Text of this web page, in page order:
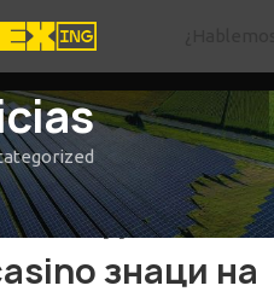
кодове за
знаци на